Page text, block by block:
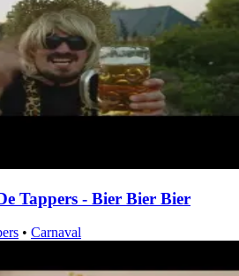
Tappers - Bier Bier Bier
• Carnaval